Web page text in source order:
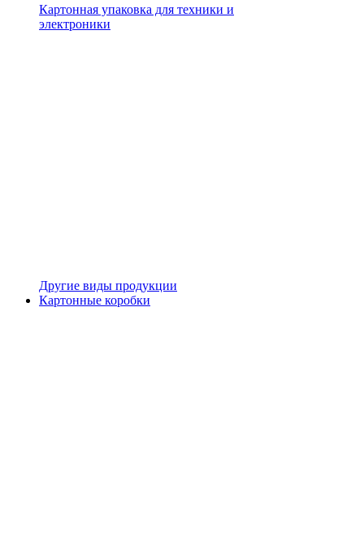
Картонная упаковка для техники и
электроники
Другие виды продукции
Картонные коробки